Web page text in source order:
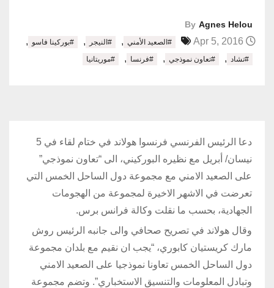
By Agnes Helou
#الصعيد الأمني , #النيجر , #بوركينا فاسو ,
#تشاد , #تعاون نموذجي , #فرنسا , #موريتانيا
دعا الرئيس الفرنسي فرنسوا هولاند في ختام لقاء في 5
نيسان/ أبريل مع نظيره البوركيني، الى “تعاون نموذجي”
على الصعيد الامني مع مجموعة دول الساحل الخمس التي
تعرضت في الاشهر الاخيرة لمجموعة من الهجومات
الجهادية، بحسب ما نقلت وكالة فرانس برس.
وقال هولاند في تصريح صحافي والى جانبه الرئيس روش
مارك كريستيان كابوري، “يجب ان نقيم مع بلدان مجموعة
دول الساحل الخمس تعاونا نموذجيا على الصعيد الامني
وتبادل المعلومات والتنسيق الاستخباري”. وتضم مجموعة